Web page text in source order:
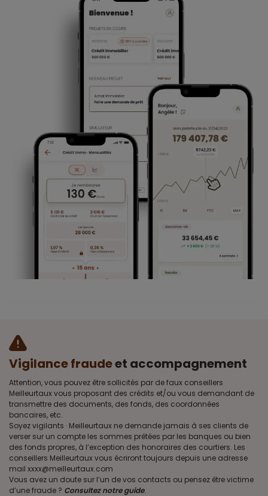
Vigilance fraudeet accompagnement
Attention, vous pouvez être sollicités par de faux conseillers
Meilleurtaux vous proposant des crédits et/ou vous demandant de
transmettre des documents, des fonds, des coordonnées
bancaires, etc.
Soyez vigilants · Meilleurtaux ne demande jamais à ses clients de
verser sur un compte les sommes prêtées par les banques ou bien
des fonds propres, à l’exception des honoraires des courtiers. Les
conseillers Meilleurtaux vous écriront toujours depuis une adresse
mail xxxx@meilleurtaux.com
Vous avez un doute sur l’un de vos contacts ou pensez être victime
d’une fraude ? Consultez notre guide.